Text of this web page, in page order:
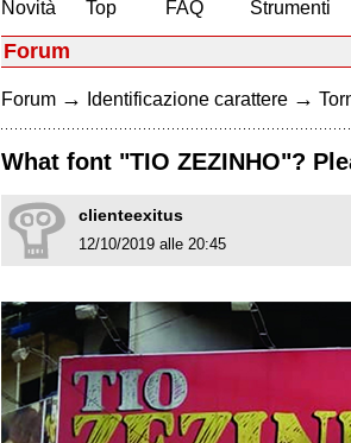
Novità
Top
FAQ
Strumenti
Forum
Forum → Identificazione carattere →
What font "TIO ZEZINHO"?
clienteexitus
12/10/2019 alle 20:45